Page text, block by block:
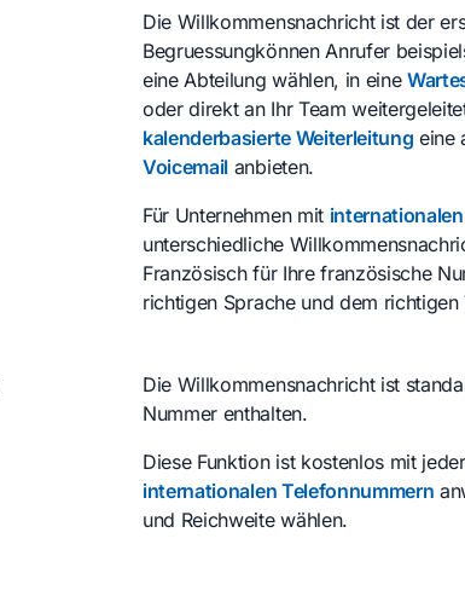
Die Willkommensnachricht ist der
Begruessungkönnen Anrufer
eine Abteilung wählen, in eine
oder direkt an Ihr Team
kalenderbasierte Weiterleitung eine
Voicemail anbieten.
Für Unternehmen mit
unterschiedliche
Französisch für Ihre französische
richtigen Sprache und dem
Die Willkommensnachricht ist
Nummer enthalten.
Diese Funktion ist kostenlos mit jeder
internationalen Telefonnummern
und Reichweite wählen.